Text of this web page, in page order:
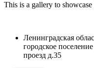
This is a gallery to
Ленинградская
городское
проезд д.35